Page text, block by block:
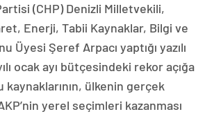
(CHP) Denizli Milletvekili,
Enerji, Tabii Kaynaklar, Bilgi ve
Üyesi Şeref Arpacı yaptığı yazılı
ocak ayı bütçesindeki rekor açığa
ülkenin gerçek
yerel seçimleri kazanması